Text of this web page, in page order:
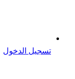
تسجيل الدخول